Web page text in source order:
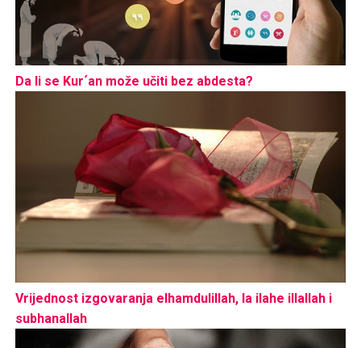
Da li se Kur´an može učiti bez abdesta?
Vrijednost izgovaranja elhamdulillah, la ilahe illallah i
subhanallah